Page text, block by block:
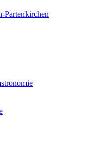
Partenkirchen